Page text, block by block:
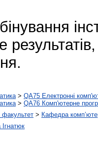
> QA75 Електронні
> QA76 Комп'ютерне
факультет > Кафедра